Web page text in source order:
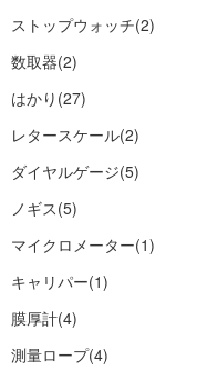
ストップウォッチ(2)
数取器(2)
はかり (27)
レタースケール(2)
ダイヤルゲージ(5)
ノギス(5)
マイクロメーター(1)
キャリパー(1)
膜厚計(4)
測量ロープ(4)